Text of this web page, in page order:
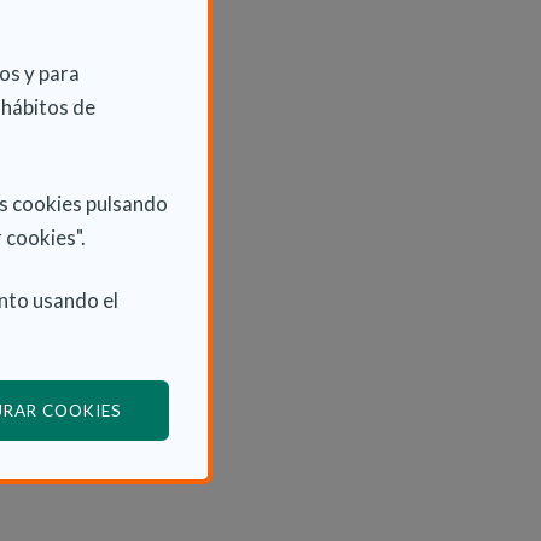
y para
de
cookies pulsando
usando el
COOKIES